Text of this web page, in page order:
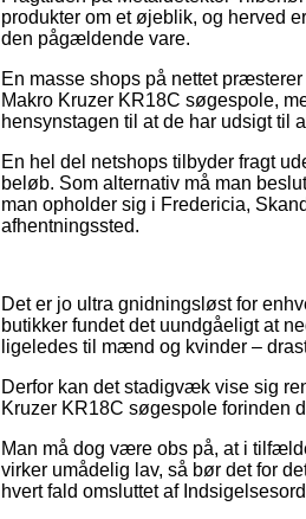
produkter om et øjeblik, og herved
den pågældende vare.
En masse shops på nettet
Makro Kruzer KR18C søgespole,
hensynstagen til at de har udsigt til
En hel del netshops tilbyder fragt
beløb. Som alternativ må man
man opholder sig i Fredericia,
afhentningssted.
Det er jo ultra gnidningsløst for
butikker fundet det uundgåeligt at
ligeledes til mænd og kvinder –
Derfor kan det stadigvæk vise sig
Kruzer KR18C søgespole forinden
Man må dog være obs på, at i
virker umådelig lav, så bør det for
hvert fald omsluttet af